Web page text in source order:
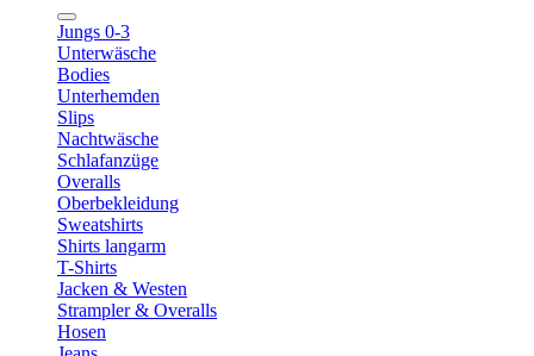
Jungs 0-3
Unterwäsche
Bodies
Unterhemden
Slips
Nachtwäsche
Schlafanzüge
Overalls
Oberbekleidung
Sweatshirts
Shirts langarm
T-Shirts
Jacken & Westen
Strampler & Overalls
Hosen